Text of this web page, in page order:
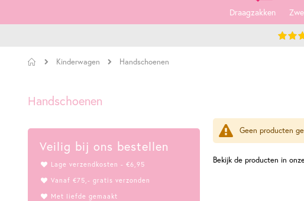
Draagzakken
HomeKinderwagen Handschoenen
Handschoenen
Geen producten
Bekijk de producten in
Veilig bij ons bestellen
Lage verzendkosten - €6,95
Vanaf €75,- gratis verzonden
Met liefde gemaakt